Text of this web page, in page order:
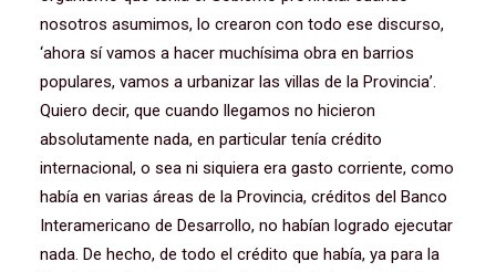
nosotros asumimos, lo crearon con todo ese discurso,
‘ahora sí vamos a hacer muchísima obra en barrios
populares, vamos a urbanizar las villas de la Provincia’.
Quiero decir, que cuando llegamos no hicieron
absolutamente nada, en particular tenía crédito
internacional, o sea ni siquiera era gasto corriente, como
había en varias áreas de la Provincia, créditos del Banco
Interamericano de Desarrollo, no habían logrado ejecutar
nada. De hecho, de todo el crédito que había, ya para la